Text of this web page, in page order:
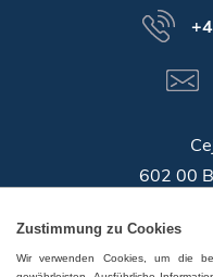
602 00
GPS:
Zustimmung zu Cookies
Wir verwenden Cookies, um die